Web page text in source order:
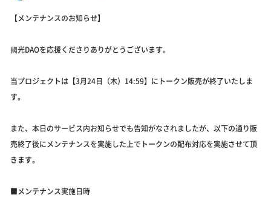
【メンテナンスのお知らせ】
國光DAOを応援くださりありがとうございます。
当プロジェクトは【3月24日（木）14:59】にトークン販売が終了いたしま
す。
また、本日のサービス内お知らせでも告知がなされましたが、以下の通り販
売終了後にメンテナンスを実施した上でトークンの配布対応を実施させて頂
きます。
■メンテナンス実施日時